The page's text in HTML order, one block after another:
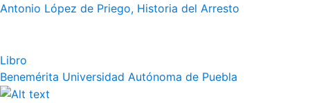
Antonio López de Priego, Historia del Arresto
Libro
Benemérita Universidad Autónoma de Puebla